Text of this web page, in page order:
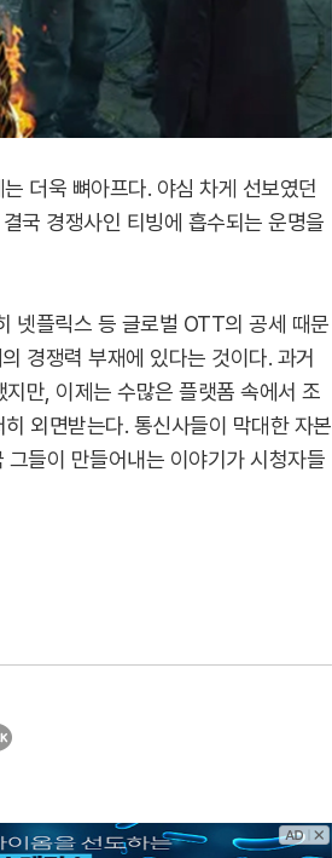
더욱 뼈아프다. 야심 차게 선보였던
국 경쟁사인 티빙에 흡수되는 운명을
넷플릭스 등 글로벌 OTT의 공세 때문
경쟁력 부재에 있다는 것이다. 과거
만, 이제는 수많은 플랫폼 속에서 조
외면받는다. 통신사들이 막대한 자본
들이 만들어내는 이야기가 시청자들